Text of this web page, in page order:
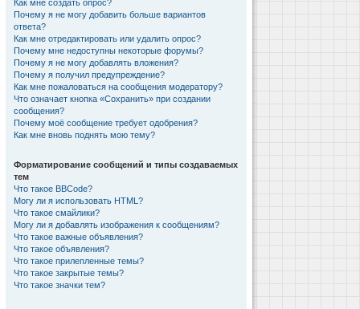
Как мне создать опрос?
Почему я не могу добавить больше вариантов
ответа?
Как мне отредактировать или удалить опрос?
Почему мне недоступны некоторые форумы?
Почему я не могу добавлять вложения?
Почему я получил предупреждение?
Как мне пожаловаться на сообщения модератору?
Что означает кнопка «Сохранить» при создании
сообщения?
Почему моё сообщение требует одобрения?
Как мне вновь поднять мою тему?
Форматирование сообщений и типы создаваемых
тем
Что такое BBCode?
Могу ли я использовать HTML?
Что такое смайлики?
Могу ли я добавлять изображения к сообщениям?
Что такое важные объявления?
Что такое объявления?
Что такое прилепленные темы?
Что такое закрытые темы?
Что такое значки тем?